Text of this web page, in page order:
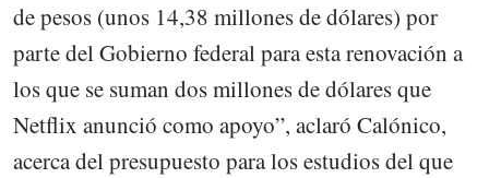
de pesos (unos 14,38 millones de dólares) por
parte del Gobierno federal para esta renovación a
los que se suman dos millones de dólares que
Netflix anunció como apoyo”, aclaró Calónico,
acerca del presupuesto para los estudios del que